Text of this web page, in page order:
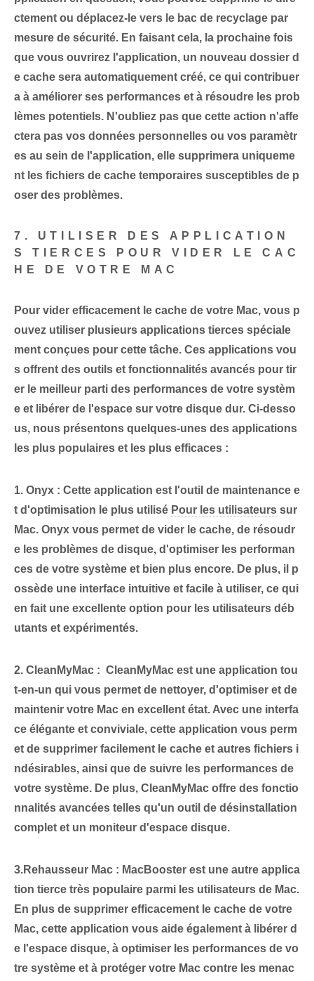
ctement ou déplacez-le vers le bac de recyclage par
mesure de sécurité. En faisant cela, la prochaine fois
que vous ouvrirez l'application, un nouveau dossier d
e cache sera automatiquement créé, ce qui contribuer
a à améliorer ses performances et à résoudre les prob
lèmes potentiels. N'oubliez pas que cette action n'affe
ctera pas vos données personnelles ou vos paramètr
es au sein de l'application, elle supprimera uniqueme
nt les fichiers de cache temporaires susceptibles de p
oser des problèmes.
7. UTILISER DES APPLICATION
S TIERCES POUR VIDER LE CAC
HE DE VOTRE MAC
Pour vider efficacement le cache de votre Mac, vous p
ouvez utiliser plusieurs applications tierces spéciale
ment conçues pour cette tâche. Ces applications vou
s offrent des outils et fonctionnalités avancés pour tir
er le meilleur parti des performances de votre systèm
e et libérer de l'espace sur votre disque dur. Ci-desso
us, nous présentons quelques-unes des applications
les plus populaires et les plus efficaces :
1. Onyx : Cette application est l'outil de maintenance e
t d'optimisation le plus utilisé Pour les utilisateurs sur
Mac. Onyx‌ vous permet de vider le cache, de résoudr
e les problèmes de disque, d'optimiser les performan
ces de votre système et bien plus encore. De plus, il p
ossède une interface intuitive et facile à utiliser, ce qui
en fait une excellente option pour les utilisateurs déb
utants et expérimentés.
2. CleanMyMac : ⁣ CleanMyMac est une application tou
t-en-un qui vous permet de nettoyer, d'optimiser et de
maintenir votre Mac en excellent état. Avec une interfa
ce élégante et conviviale, cette application vous perm
et de supprimer facilement le cache et autres fichiers i
ndésirables, ainsi que de suivre les performances de
votre système. De plus, CleanMyMac offre des fonctio
nnalités avancées telles qu'un outil de désinstallation
complet et un moniteur d'espace disque.
3.Rehausseur Mac : MacBooster est une autre applica
tion tierce très populaire parmi les utilisateurs de Mac.
En plus de supprimer efficacement le cache de votre
Mac, cette application vous aide également à libérer d
e l'espace disque, à optimiser les performances de vo
tre système et à protéger votre Mac contre les menac